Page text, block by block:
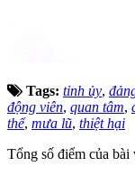
Tags: tỉnh ủy,
động viên, quan tâm,
thể, mưa lũ, thiệt hại
Tổng số điểm của